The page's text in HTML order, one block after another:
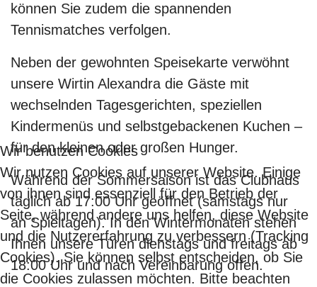
können Sie zudem die spannenden
Tennismatches verfolgen.
Neben der gewohnten Speisekarte verwöhnt
unsere Wirtin Alexandra die Gäste mit
wechselnden Tagesgerichten, speziellen
Kindermenüs und selbstgebackenen Kuchen –
für den kleinen oder großen Hunger.
Während der Sommersaison ist das Clubhaus
täglich ab 17:00 Uhr geöffnet (samstags nur
an Spieltagen). In den Wintermonaten stehen
Ihnen unsere Türen dienstags und freitags ab
18:00 Uhr und nach Vereinbarung offen.
Wir benutzen Cookies
Wir nutzen Cookies auf unserer Website. Einige
von ihnen sind essenziell für den Betrieb der
Seite, während andere uns helfen, diese Website
und die Nutzererfahrung zu verbessern (Tracking
Cookies). Sie können selbst entscheiden, ob Sie
die Cookies zulassen möchten. Bitte beachten